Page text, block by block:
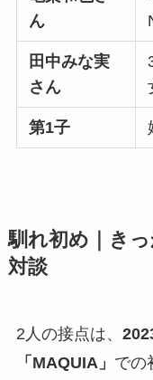
ん
田中みな実
さん
第1子
馴れ初め｜き
対談
2人の接点は、
「MAQUIA」 での